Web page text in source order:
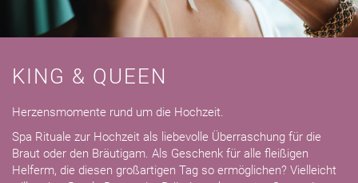
KING & QUEEN
Herzensmomente rund um die Hochzeit.
Spa Rituale zur Hochzeit als liebevolle Überraschung für die
Braut oder den Bräutigam. Als Geschenk für alle fleißigen
Helferm, die diesen großartigen Tag so ermöglichen? Vielleicht